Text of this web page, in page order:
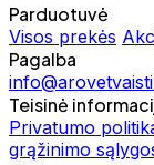
Parduotuvė
Visos prekės
Pagalba
Teisinė
Privatumo
grąžinimo